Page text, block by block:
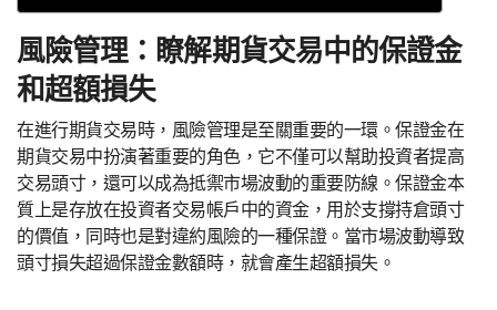
風險管理：瞭解期貨交易中的保證金
和超額損失
在進行期貨交易時，風險管理是至關重要的一環。保證金在
期貨交易中扮演著重要的角色，它不僅可以幫助投資者提高
交易頭寸，還可以成為抵禦市場波動的重要防線。保證金本
質上是存放在投資者交易帳戶中的資金，用於支撐持倉頭寸
的價值，同時也是對違約風險的一種保證。當市場波動導致
頭寸損失超過保證金數額時，就會產生超額損失。